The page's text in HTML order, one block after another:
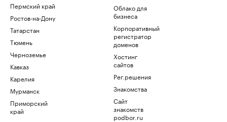
Пермский край
Ростов-на-Дону
Татарстан
Тюмень
Черноземье
Кавказ
Карелия
Мурманск
Приморский
край
Облако для
бизнеса
Корпоративный
регистратор
доменов
Хостинг
сайтов
Рег.решения
Знакомства
Сайт
знакомств
podbor.ru